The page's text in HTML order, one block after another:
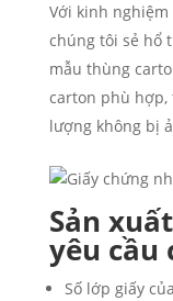
Với kinh
chúng tôi sẻ hổ
mẫu thùng
carton phù hợp,
lượng không bị
Sản
yêu cầu
Số lớp giấy